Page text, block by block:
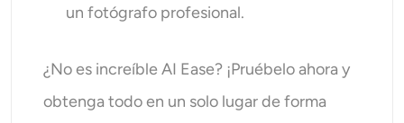
un fotógrafo profesional.
¿No es increíble AI Ease? ¡Pruébelo ahora y
obtenga todo en un solo lugar de forma